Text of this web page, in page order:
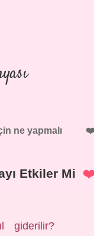
ne yapmalı
Etkiler Mi
giderilir?